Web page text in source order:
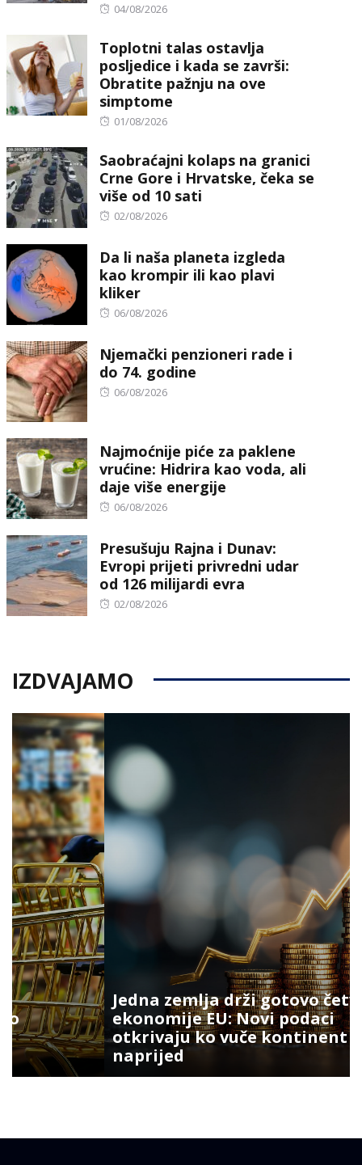
Posted
04/08/2026
Toplotni talas ostavlja
posljedice i kada se završi:
Obratite pažnju na ove
simptome
Posted
01/08/2026
Saobraćajni kolaps na granici
Crne Gore i Hrvatske, čeka se
više od 10 sati
Posted
02/08/2026
Da li naša planeta izgleda
kao krompir ili kao plavi
kliker
Posted
06/08/2026
Njemački penzioneri rade i
do 74. godine
Posted
06/08/2026
Najmoćnije piće za paklene
vrućine: Hidrira kao voda, ali
daje više energije
Posted
06/08/2026
Presušuju Rajna i Dunav:
Evropi prijeti privredni udar
od 126 milijardi evra
Posted
02/08/2026
IZDVAJAMO
Jedna zemlja drži gotovo četvrtinu
ekonomije EU: Novi podaci
otkrivaju ko vuče kontinent
naprijed